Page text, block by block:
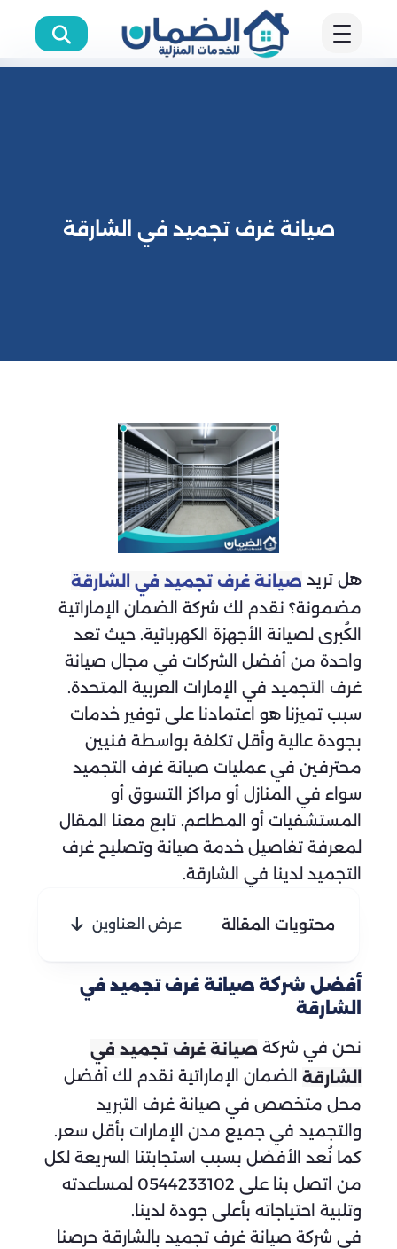
صيانة غرف تجميد في الشارقة
هل تريد صيانة غرف تجميد في الشارقة
مضمونة؟ نقدم لك شركة الضمان الإماراتية
الكُبرى لصيانة الأجهزة الكهربائية. حيث تعد
واحدة من أفضل الشركات في مجال صيانة
غرف التجميد في الإمارات العربية المتحدة.
سبب تميزنا هو اعتمادنا على توفير خدمات
بجودة عالية وأقل تكلفة بواسطة فنيين
محترفين في عمليات صيانة غرف التجميد
سواء في المنازل أو مراكز التسوق أو
المستشفيات أو المطاعم. تابع معنا المقال
لمعرفة تفاصيل خدمة صيانة وتصليح غرف
التجميد لدينا في الشارقة.
محتويات المقالة عرض العناوين
أفضل شركة صيانة غرف تجميد في
الشارقة
نحن في شركة صيانة غرف تجميد في
الشارقة الضمان الإماراتية نقدم لك أفضل
محل متخصص في صيانة غرف التبريد
والتجميد في جميع مدن الإمارات بأقل سعر.
كما نُعد الأفضل بسبب استجابتنا السريعة لكل
من اتصل بنا على 0544233102 لمساعدته
وتلبية احتياجاته بأعلى جودة لدينا.
في شركة صيانة غرف تجميد بالشارقة حرصنا